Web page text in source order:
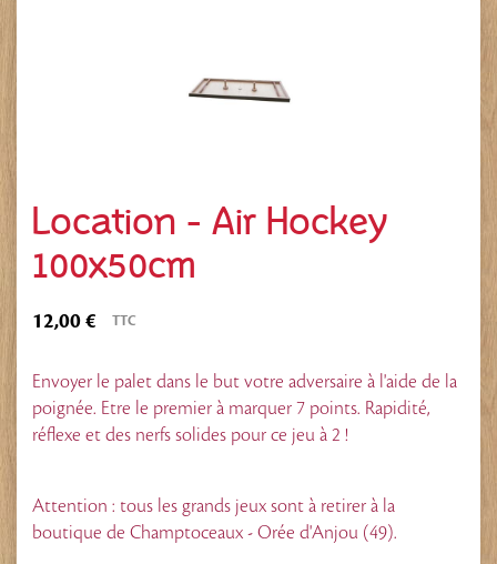
Location - Air Hockey
100x50cm
12,00 € TTC
Envoyer le palet dans le but votre adversaire à l'aide de la
poignée. Etre le premier à marquer 7 points. Rapidité,
réflexe et des nerfs solides pour ce jeu à 2 !
Attention : tous les grands jeux sont à retirer à la
boutique de Champtoceaux - Orée d'Anjou (49).